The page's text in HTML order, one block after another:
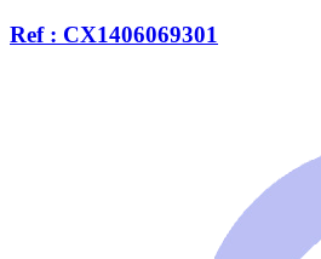
Ref : CX1406069301